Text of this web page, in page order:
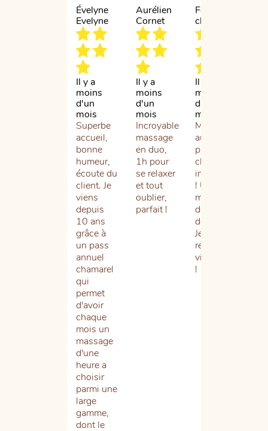
Évelyne
Evelyne
Il y a
moins
d'un
mois
Superbe
accueil,
bonne
humeur,
écoute du
client. Je
viens
depuis
10 ans
grâce à
un pass
annuel
chamarel
qui
permet
d'avoir
chaque
mois un
massage
d'une
heure a
choisir
parmi une
large
gamme,
dont le
Aurélien
Cornet
Il y a
moins
d'un
mois
Incroyable
massage
en duo,
1h pour
se relaxer
et tout
oublier,
parfait !
Fournier
chloé
Il y a
moins
d'un
mois
Massage
aux
pierres
chaudes
incroyable
! Un vrai
moment
de
détente.
Je
recommande
vivement
!